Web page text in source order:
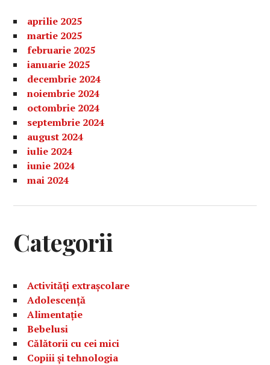
aprilie 2025
martie 2025
februarie 2025
ianuarie 2025
decembrie 2024
noiembrie 2024
octombrie 2024
septembrie 2024
august 2024
iulie 2024
iunie 2024
mai 2024
Categorii
Activități extrașcolare
Adolescență
Alimentație
Bebelusi
Călătorii cu cei mici
Copiii și tehnologia